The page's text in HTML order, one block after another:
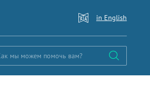
in English